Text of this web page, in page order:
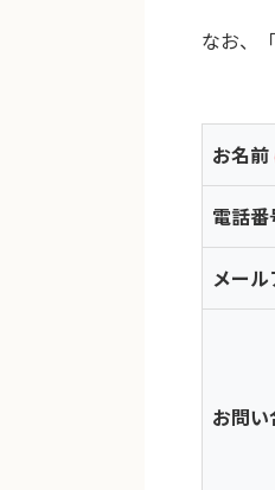
なお、
お名前
電話番
メー
お問